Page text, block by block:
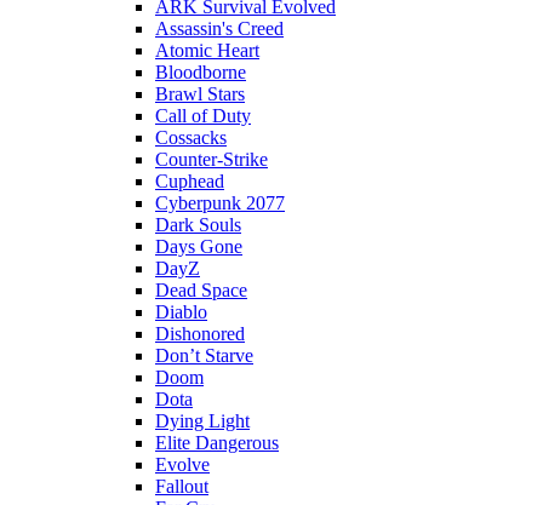
ARK Survival Evolved
Assassin's Creed
Atomic Heart
Bloodborne
Brawl Stars
Call of Duty
Cossacks
Counter-Strike
Cuphead
Cyberpunk 2077
Dark Souls
Days Gone
DayZ
Dead Space
Diablo
Dishonored
Don’t Starve
Doom
Dota
Dying Light
Elite Dangerous
Evolve
Fallout